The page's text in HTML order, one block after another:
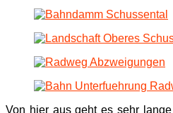
Von hier aus geht es sehr